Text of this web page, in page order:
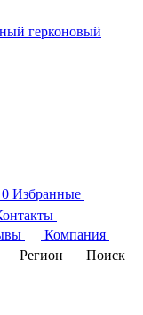
герконовый
0 Избранные
Компания
Регион
Поиск